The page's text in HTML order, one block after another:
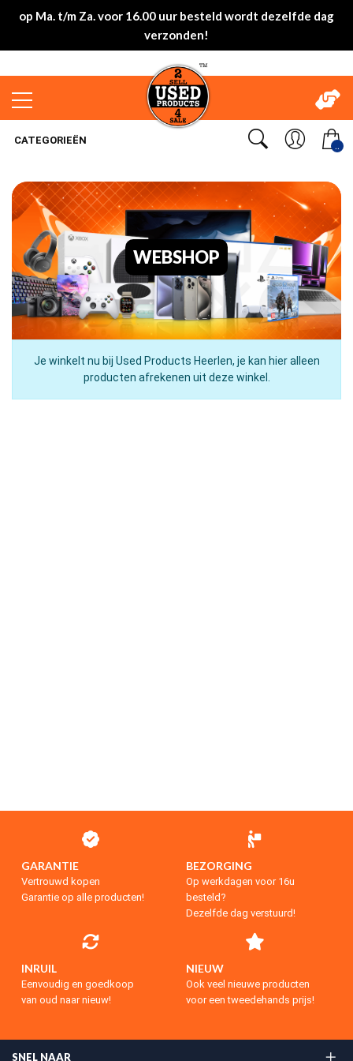
op Ma. t/m Za. voor 16.00 uur besteld wordt dezelfde dag
verzonden!
..
CATEGORIEËN
WEBSHOP
Je winkelt nu bij Used Products Heerlen, je kan hier alleen
producten afrekenen uit deze winkel.
GARANTIE
Vertrouwd kopen
Garantie op alle producten!
BEZORGING
Op werkdagen voor 16u
besteld?
Dezelfde dag verstuurd!
INRUIL
Eenvoudig en goedkoop
van oud naar nieuw!
NIEUW
Ook veel nieuwe producten
voor een tweedehands prijs!
SNEL NAAR